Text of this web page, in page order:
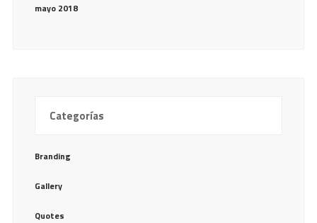
mayo 2018
Categorías
Branding
Gallery
Quotes